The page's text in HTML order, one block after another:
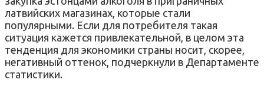
латвийских магазинах, которые стали
популярными. Если для потребителя такая
ситуация кажется привлекательной, в целом эта
тенденция для экономики страны носит, скорее,
негативный оттенок, подчеркнули в Департаменте
статистики.